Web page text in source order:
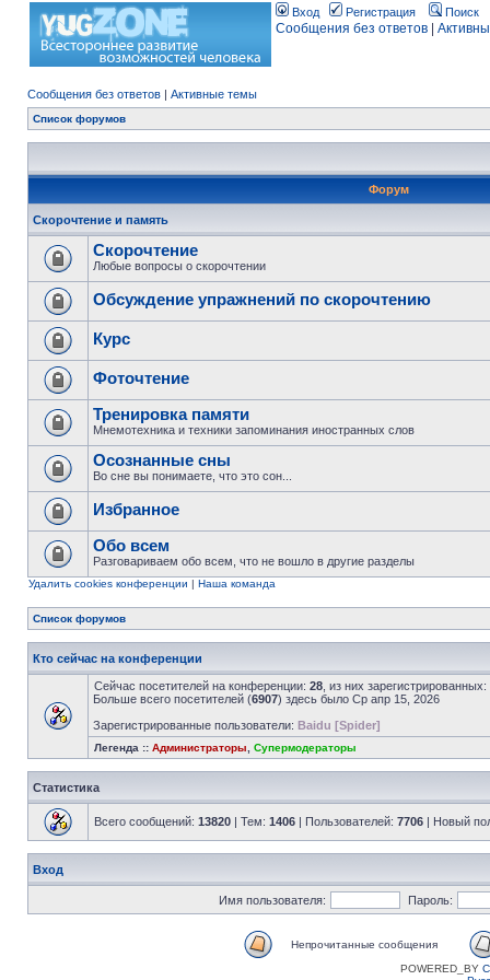
Вход Регистрация Поиск
Сообщения без ответов
Сообщения без ответов | Активные темы
Список форумов
Форум
Скорочтение и память
Скорочтение
Любые вопросы о скорочтении
Обсуждение упражнений по скорочтению
Курс
Фоточтение
Тренировка памяти
Мнемотехника и техники запоминания иностранных слов
Осознанные сны
Во сне вы понимаете, что это сон...
Избранное
Обо всем
Разговариваем обо всем, что не вошло в другие разделы
Удалить cookies конференции | Наша команда
Список форумов
Кто сейчас на конференции
Сейчас посетителей на конференции: 28 , из них
Больше всего посетителей (6907) здесь было Ср апр 15, 2026
Зарегистрированные пользователи: Baidu [Spider]
Легенда :: Администраторы Супермодераторы
Статистика
Всего сообщений: 13820 | Тем: 1406 | Пользователей: 7706 | Новый
Вход
Имя пользователя: Пароль:
Непрочитанные сообщения
POWERED_BY